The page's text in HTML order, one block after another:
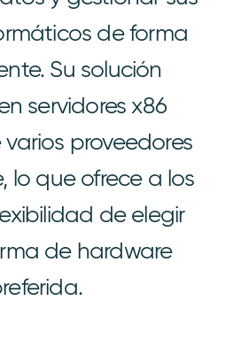
de forma
Su solución
servidores x86
proveedores
lo que ofrece a los
de elegir
de hardware